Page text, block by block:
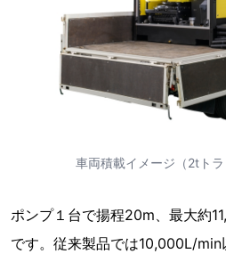
車両積載イメージ（2tトラ
ポンプ１台で揚程20m、最大約
です。従来製品では10,000L/